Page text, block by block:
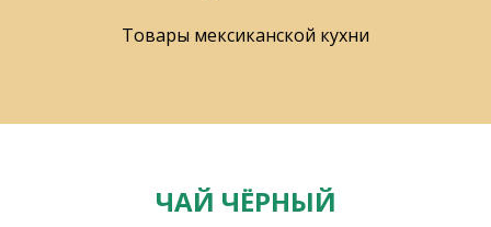
Товары мексиканской кухни
ЧАЙ ЧЁРНЫЙ